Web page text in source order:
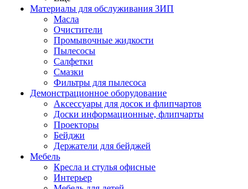
Материалы для обслуживания ЗИП
Масла
Очистители
Промывочные жидкости
Пылесосы
Салфетки
Смазки
Фильтры для пылесоса
Демонстрационное оборудование
Аксессуары для досок и флипчартов
Доски информационные, флипчарты
Проекторы
Бейджи
Держатели для бейджей
Мебель
Кресла и стулья офисные
Интерьер